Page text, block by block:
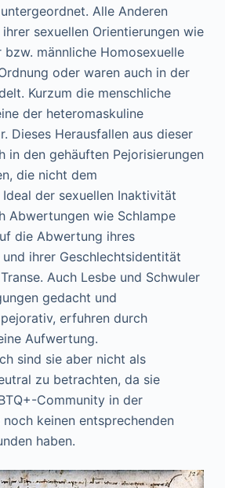
Alle Anderen
sexuellen Orientierungen wie
bzw. männliche Homosexuelle
oder waren auch in der
Kurzum die menschliche
der heteromaskuline
Dieses Herausfallen aus dieser
in den gehäuften Pejorisierungen
die nicht dem
der sexuellen Inaktivität
Abwertungen wie Schlampe
die Abwertung ihres
und ihrer Geschlechtsidentität
Auch Lesbe und Schwuler
gedacht und
erfuhren durch
Aufwertung.
sind sie aber nicht als
zu betrachten, da sie
Community in der
keinen entsprechenden
haben.